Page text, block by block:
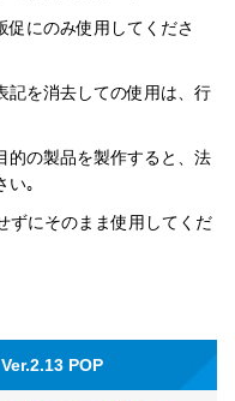
促にのみ使用してくださ
記を消去しての使用は、行
的の製品を製作すると、法
い｡
ずにそのまま使用してくだ
POP